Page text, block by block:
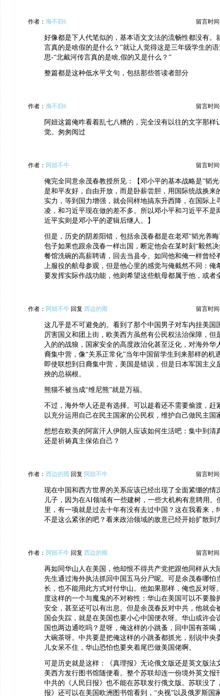
作者： 海不归6 留言时间
好像都是下人代笔似的，基本语文文法的流畅性都没有。
言真的是啥假的是什么？”就让人觉得这是三年级学生的
思-“北戴河传言真的是啥,假的又是什么？”
整篇都是这种低水平文句，包括那些答读者部分
作者： 海不归6 留言时间
阿妞这篇俺咋看着乱七八糟的，完全没有以往的文字那样
觉。匆匆阅过
作者： 阿妞不牛 留言时间
俺完全同意余茂春教授所见：【邓小平的基本战略是”韬
是和平友好，自由开放，而是卧薪尝胆，用国际统战换来
实力，等到国力增强，就会同样地搞东升西降，在国际上
凌，和习近平现在做的差不多。所以邓小平和习近平不是
近平实则是邓小平的逻辑后继人。】
但是，历史的阴差阳错，包括余茂春都是在老邓“韬光养
包子如果也跟余茂春一样出国，断定他会在某时刻“毅然
餐馆洗碗的高薪聘请，回去当县令。如同他和俺一样曾经
上服役的航母参观，但是他心里的感觉与俺截然不同：俺
要发挥实际作战功能，他则希望这些航母都属于他，或者
作者： 阿妞不牛 回复 西边的雨 留言时间
这几乎是不可避免的。看到了那个中国男子对车内挂美国
厉害国义和团上街，欧美西方虽然有公民权法治保障，但
入的的战狼，国家安全的高度政治化甚至泛化，对海外华
裔集中营，像“关系正常化”当年中国留学生到来那样的机
即使联想到日裔集中营，美国是错误，但是日本军国主义
殃的总祸根。
熊猫不被当成“维尼熊”就是万福。
不过，海外华人还是有选择。可以趁着还不需要偷渡，赶
以充分运用自己在民主国家的公民权，维护自己做民主国
想想在欧美的阿富汗人伊朗人应该如何生活吧：集中到清
还是祈祷真主保佑自己？
作者： 西边的雨 回复 阿妞不牛 留言时间
现在中国和西方世界的关系应该已经出现了全面紧绷的情
儿子，因为在AI领域有一些建树，一些大机构有意聘用。
里，有一项就是过去十年有没有去过中国？这在我看来，
不是这么紧张的吧？看来政治领域的敌意已经开始扩散到
作者： 阿妞不牛 回复 西边的雨 留言时间
再如同华山人在美国，他却恨不得共产党把跟他同样从大
先生通过海外执法抓回中国五马分尸呢。可是余茂春哪怕
长，也不能用此方式对付华山。他如果那样，俺也反对呀
度这样的一个与魔鬼的不对称性：华山在美国可以不要脸
安全，甚至还可以有出息。但是余茂春反对中共，他就会
国会失踪，就是在美国也要小心中国便衣呀。华山或许会
国也两边通吃吗？是呀，俺这样的小跳蚤，回中国有茶喝
大碗茶呀。中共要是把俺这样的小跳蚤都抓光，别说中央
儿女呆不住，华山恐怕也要夹着尾巴做美国佬啊。
可是历史就是这样：《真理报》无论俄文版还是英文版法
美西方发行图书馆随便看。整个苏联却连一份境外英文报
中共的《人民日报》也不能在苏联发行俄文版。苏联没了
报》还可以在美国欧洲图书馆看到，“央视”以及俄罗斯国